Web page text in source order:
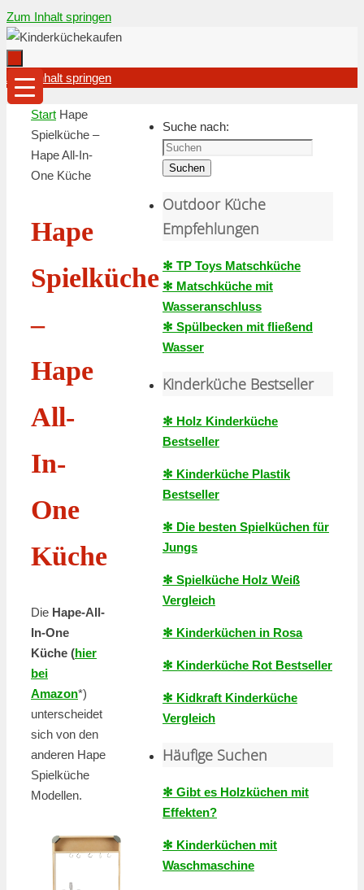
Zum Inhalt springen
Zum Inhalt springen
Start Hape
Spielküche –
Hape All-In-
One Küche
Hape
Spielküche
–
Hape
All-
In-
One
Küche
Die Hape-All-
In-One
Küche (hier
bei
Amazon*)
unterscheidet
sich von den
anderen Hape
Spielküche
Modellen.
Suche nach:
Suchen
Outdoor Küche
Empfehlungen
✻ TP Toys Matschküche
✻ Matschküche mit
Wasseranschluss
✻ Spülbecken mit fließend
Wasser
Kinderküche Bestseller
✻ Holz Kinderküche
Bestseller
✻ Kinderküche Plastik
Bestseller
✻ Die besten Spielküchen für
Jungs
✻ Spielküche Holz Weiß
Vergleich
✻ Kinderküchen in Rosa
✻ Kinderküche Rot Bestseller
✻ Kidkraft Kinderküche
Vergleich
Häufige Suchen
✻ Gibt es Holzküchen mit
Effekten?
✻ Kinderküchen mit
Waschmaschine